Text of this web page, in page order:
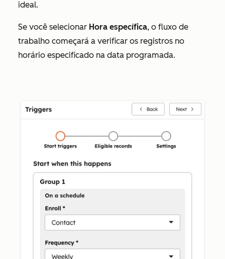
ideal.
Se você selecionar Hora específica, o fluxo de
trabalho começará a verificar os registros no
horário especificado na data programada.